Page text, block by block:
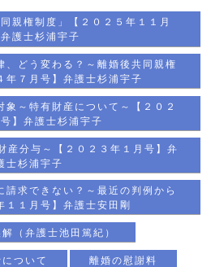
親権制度」【２０２５年１１月
護士杉浦宇子
、どう変わる？～離婚後共同親権
年７月号】弁護士杉浦宇子
象～特有財産について～【２０２
】弁護士杉浦宇子
産分与～【２０２３年１月号】弁
士杉浦宇子
請求できない？～最近の判例から
１１月号】弁護士安田剛
（弁護士池田篤紀）
ついて 離婚の慰謝料